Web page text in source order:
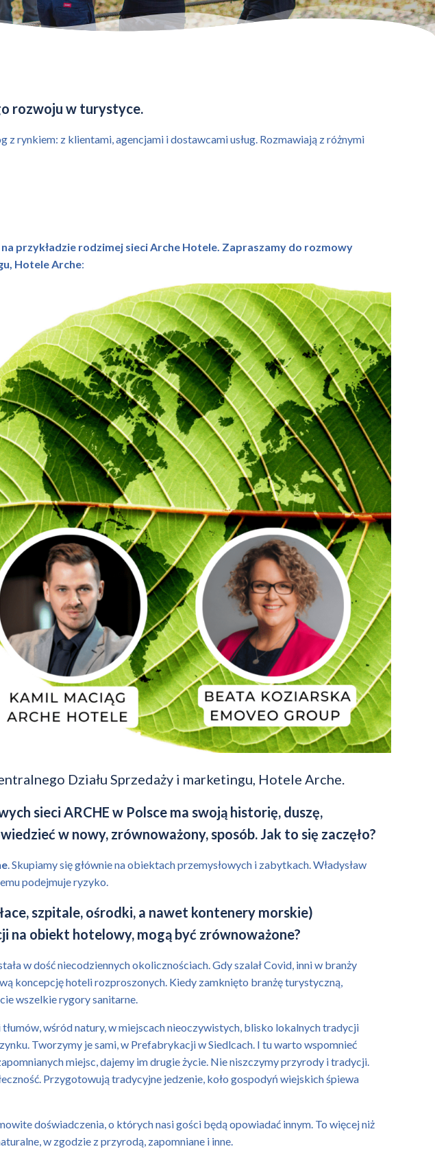
rozwoju w turystyce.
rynkiem: z klientami, agencjami i dostawcami usług. Rozmawiają z różnymi
przykładzie rodzimej sieci Arche Hotele. Zapraszamy do rozmowy
Hotele Arche:
Działu Sprzedaży i marketingu, Hotele Arche.
sieci ARCHE w Polsce ma swoją historię, duszę,
w nowy, zrównoważony, sposób. Jak to się zaczęło?
. Skupiamy się głównie na obiektach przemysłowych i zabytkach. Władysław
podejmuje ryzyko.
szpitale, ośrodki, a nawet kontenery morskie)
na obiekt hotelowy, mogą być zrównoważone?
w dość niecodziennych okolicznościach. Gdy szalał Covid, inni w branży
koncepcję hoteli rozproszonych. Kiedy zamknięto branżę turystyczną,
wszelkie rygory sanitarne.
wśród natury, w miejscach nieoczywistych, blisko lokalnych tradycji
Tworzymy je sami, w Prefabrykacji w Siedlcach. I tu warto wspomnieć
miejsc, dajemy im drugie życie. Nie niszczymy przyrody i tradycji.
Przygotowują tradycyjne jedzenie, koło gospodyń wiejskich śpiewa
doświadczenia, o których nasi gości będą opowiadać innym. To więcej niż
w zgodzie z przyrodą, zapomniane i inne.